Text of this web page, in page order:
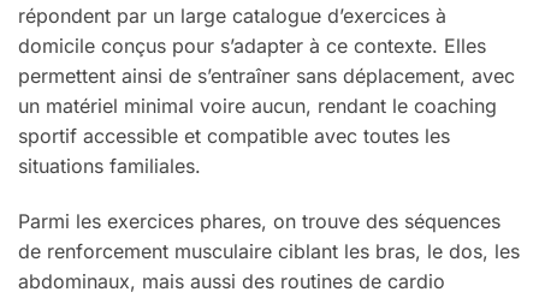
répondent par un large catalogue d’exercices à
domicile conçus pour s’adapter à ce contexte. Elles
permettent ainsi de s’entraîner sans déplacement, avec
un matériel minimal voire aucun, rendant le coaching
sportif accessible et compatible avec toutes les
situations familiales.
Parmi les exercices phares, on trouve des séquences
de renforcement musculaire ciblant les bras, le dos, les
abdominaux, mais aussi des routines de cardio